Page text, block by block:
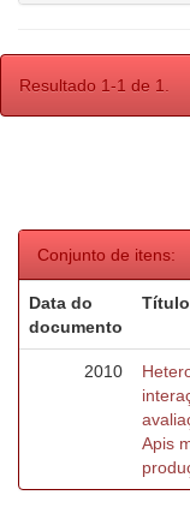
Resultado 1-1 de 1.
Conjunto de itens:
Data do
documento
Título
2010
Apis